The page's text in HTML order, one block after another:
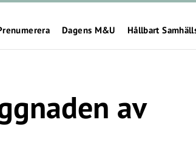
Dagens M&U Hållbart
av